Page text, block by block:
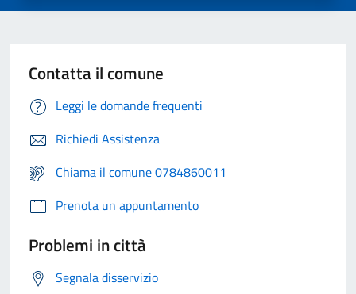
Contatta il comune
Leggi le domande frequenti
Richiedi Assistenza
Chiama il comune 0784860011
Prenota un appuntamento
Problemi in città
Segnala disservizio